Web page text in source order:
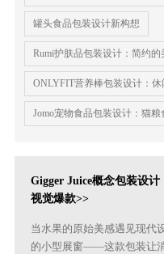
罐头食品包装设计新构想
Rumi护肤品包装设计：简约
ONLYFIT营养棒包装设计：
Jomo宠物食品包装设计：猫
Gigger Juice概念包装设
视觉爆款>>
当水果的原始美感遇见现代
的小型展窗——这款包装让